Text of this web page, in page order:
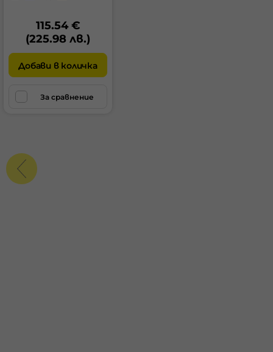
115.54 €
(225.98 лв.)
Добави в количка
За сравнение